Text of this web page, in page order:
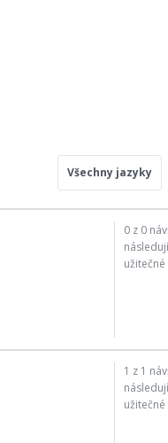
Všechny jazyky
0 z 0
užitečné
1 z 1
užitečné